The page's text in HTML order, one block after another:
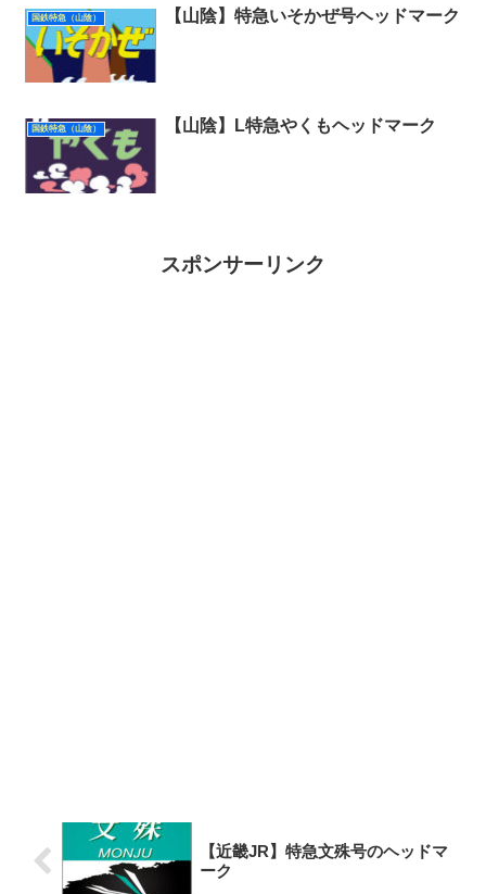
国鉄特急（山陰） 【山陰】特急いそかぜ号ヘッドマーク
国鉄特急（山陰） 【山陰】L特急やくもヘッドマーク
スポンサーリンク
【近畿JR】特急文殊号のヘッドマ
ーク